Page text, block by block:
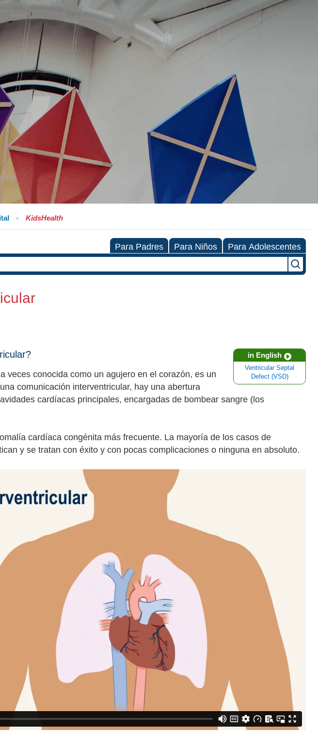
KidsHealth
Para Padres Para Niños Para Adolescentes
in English
Ventricular Septal
Defect (VSD)
veces conocida como un agujero en el corazón, es un
comunicación interventricular, hay una abertura
cardíacas principales, encargadas de bombear sangre (los
cardíaca congénita más frecuente. La mayoría de los casos de
y se tratan con éxito y con pocas complicaciones o ninguna en absoluto.